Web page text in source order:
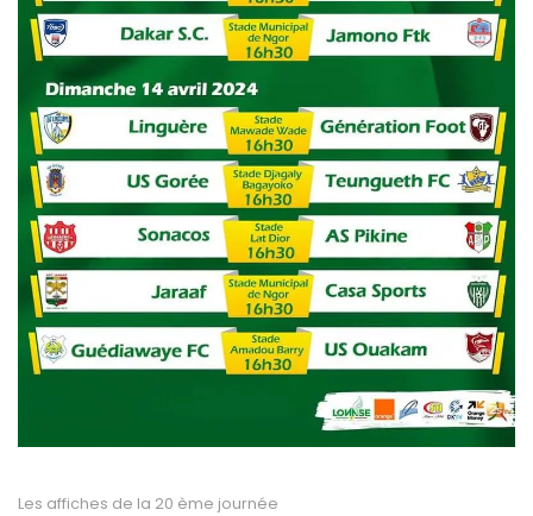
Les affiches de la 20 ème journée